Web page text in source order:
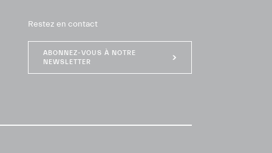
Restez en contact
ABONNEZ-VOUS À NOTRE
NEWSLETTER